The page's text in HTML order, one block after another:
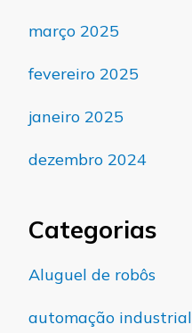
março 2025
fevereiro 2025
janeiro 2025
dezembro 2024
Categorias
Aluguel de robôs
automação industrial